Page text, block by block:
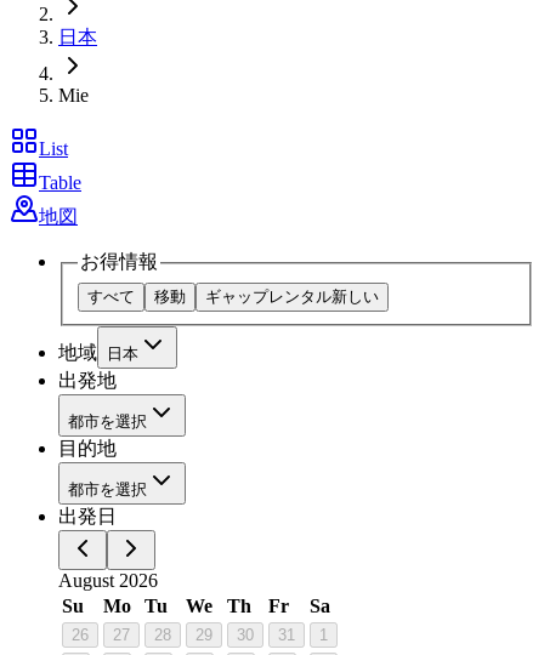
日本
Mie
List
Table
地図
お得情報
すべて 移動 ギャップレンタル新しい
地域 日本
出発地
都市を選択
目的地
都市を選択
出発日
August 2026
Su
Mo Tu We Th Fr Sa
26 27 28 29 30 31
1